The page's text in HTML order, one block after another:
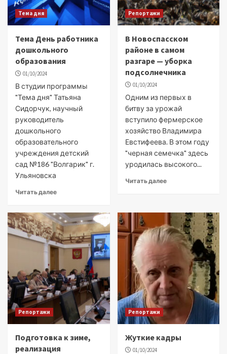
Тема дня
Тема День работника
дошкольного
образования
01/10/2024
В студии программы
"Тема дня" Татьяна
Сидорчук, научный
руководитель
дошкольного
образовательного
учреждения детский
сад №186 "Волгарик" г.
Ульяновска
Читать далее
Репортажи
В Новоспасском
районе в самом
разгаре — уборка
подсолнечника
01/10/2024
Одним из первых в
битву за урожай
вступило фермерское
хозяйство Владимира
Евстифеева. В этом году
"черная семечка" здесь
уродилась высокого...
Читать далее
Репортажи
Подготовка к зиме,
реализация
Репортажи
Жуткие кадры
01/10/2024